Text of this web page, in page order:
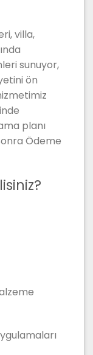
villa,
sunuyor,
ön
planı
Ödeme